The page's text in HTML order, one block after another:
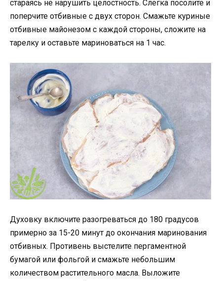
стараясь не нарушить целостность. Слегка посолите и
поперчите отбивные с двух сторон. Смажьте куриные
отбивные майонезом с каждой стороны, сложите на
тарелку и оставьте мариноваться на 1 час.
Духовку включите разогреваться до 180 градусов
примерно за 15-20 минут до окончания маринования
отбивных. Противень выстелите пергаментной
бумагой или фольгой и смажьте небольшим
количеством растительного масла. Выложите